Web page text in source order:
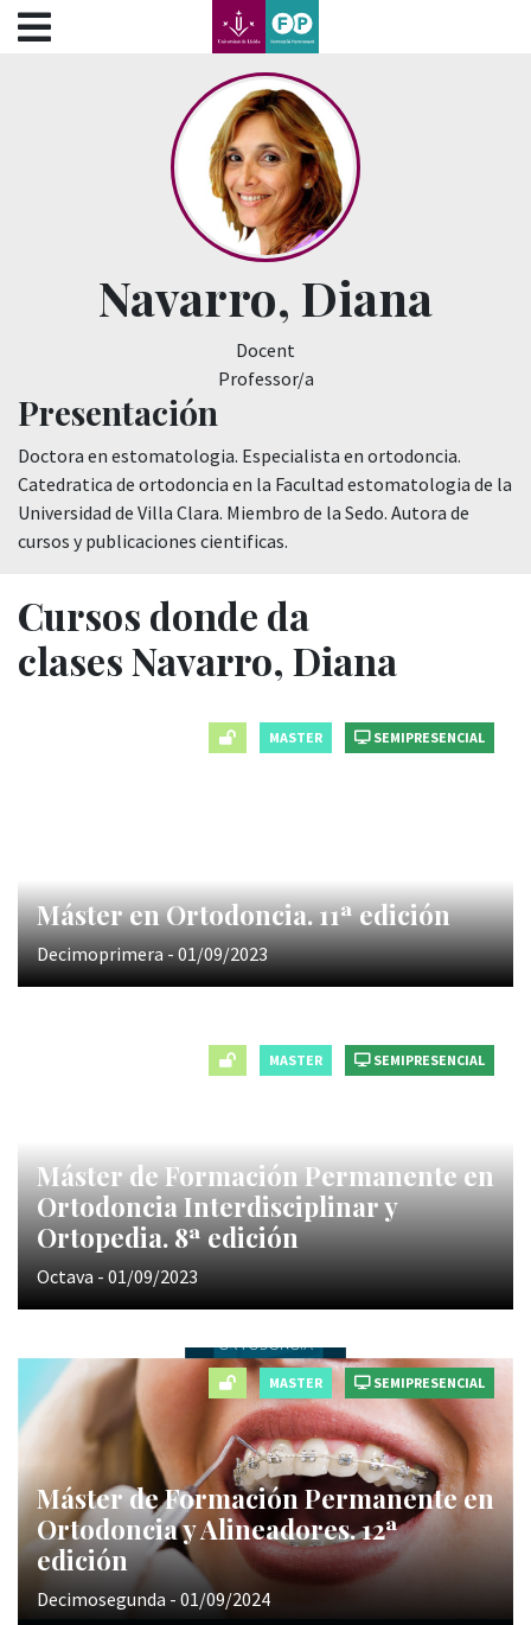
???label.access.jump.content???
???label.access.jump.header???
???label.access.jump.footer???
???label.access.jump.menu???
Navarro, Diana
Docent
Professor/a
Presentación
Doctora en estomatologia. Especialista en ortodoncia.
Catedratica de ortodoncia en la Facultad estomatologia de la
Universidad de Villa Clara. Miembro de la Sedo. Autora de
cursos y publicaciones cientificas.
Cursos donde da
clases Navarro, Diana
MASTER SEMIPRESENCIAL
Máster en Ortodoncia. 11ª edición
Decimoprimera - 01/09/2023
MASTER SEMIPRESENCIAL
Máster de Formación Permanente en
Ortodoncia Interdisciplinar y
Ortopedia. 8ª edición
Octava - 01/09/2023
MASTER SEMIPRESENCIAL
Máster de Formación Permanente en
Ortodoncia y Alineadores. 12ª
edición
Decimosegunda - 01/09/2024